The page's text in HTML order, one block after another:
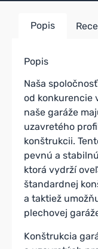
Popis
Popis
Naša
od konkurencie
naše garáže
uzavretého
konštrukcii.
pevnú a
ktorá vydrží
štandardnej
a taktiež
plechovej
Konštrukcia